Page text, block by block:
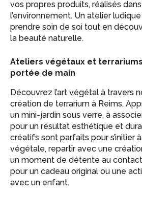
vos propres produits, réalisés
l’environnement. Un atelier
prendre soin de soi tout en
la beauté naturelle.
Ateliers végétaux et
portée de main
Découvrez l’art végétal à travers
création de terrarium à Reims.
un mini-jardin sous verre, à
pour un résultat esthétique et
créatifs sont parfaits pour s’initier
végétale, repartir avec une
un moment de détente au
pour un cadeau original ou une
avec un enfant.